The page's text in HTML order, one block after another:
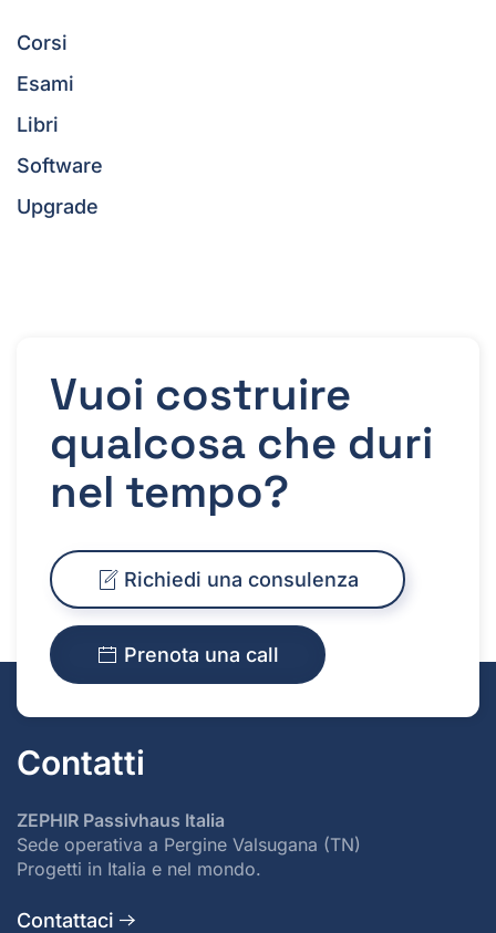
Corsi
Esami
Libri
Software
Upgrade
Vuoi costruire
qualcosa che duri
nel tempo?
Richiedi una consulenza
Prenota una call
Contatti
ZEPHIR Passivhaus Italia
Sede operativa a Pergine Valsugana (TN)
Progetti in Italia e nel mondo.
Contattaci